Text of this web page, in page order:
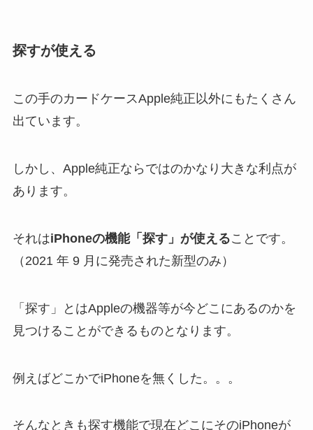
探すが使える
この手のカードケースApple純正以外にもたくさん
出ています。
しかし、Apple純正ならではのかなり大きな利点が
あります。
それはiPhoneの機能「探す」が使えることです。
（2021 年 9 月に発売された新型のみ）
「探す」とはAppleの機器等が今どこにあるのかを
見つけることができるものとなります。
例えばどこかでiPhoneを無くした。。。
そんなときも探す機能で現在どこにそのiPhoneが